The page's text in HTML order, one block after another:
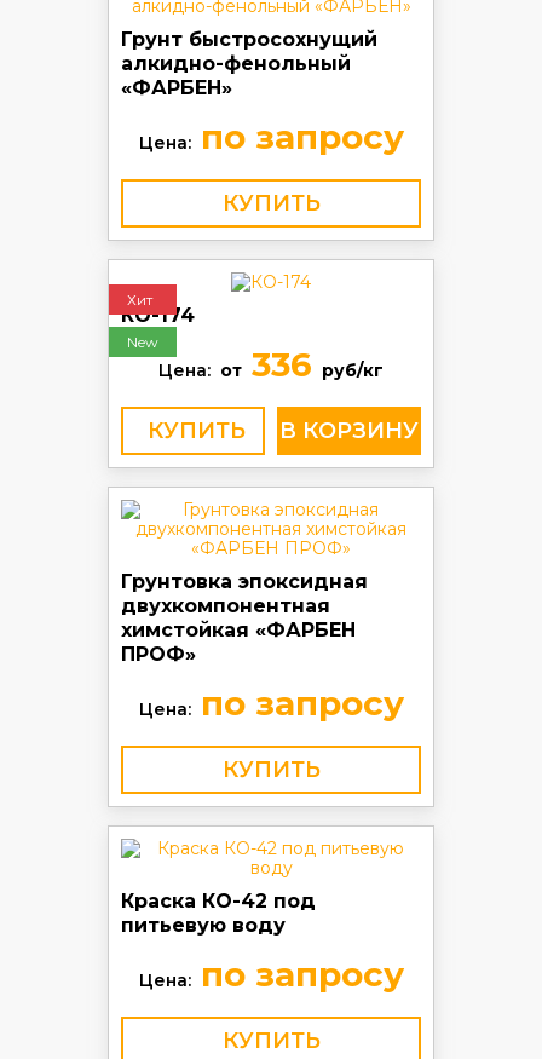
Грунт быстросохнущий
алкидно-фенольный
«ФАРБЕН»
Цена:по запросу
КУПИТЬ
Хит
New
КО-174
Цена: от 336 руб/кг
КУПИТЬ
Грунтовка эпоксидная
двухкомпонентная
химстойкая «ФАРБЕН
ПРОФ»
Цена:по запросу
КУПИТЬ
Краска КО-42 под
питьевую воду
Цена:по запросу
КУПИТЬ